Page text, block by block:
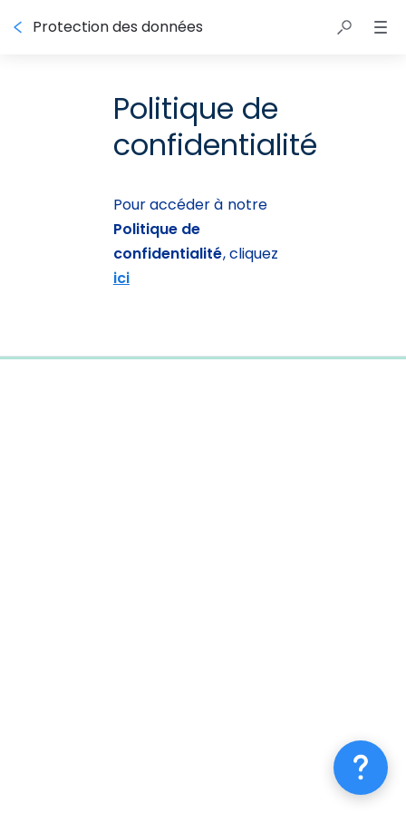
Protection des données
Politique de
confidentialité
Pour accéder à notre
Politique de
confidentialité, cliquez
ici